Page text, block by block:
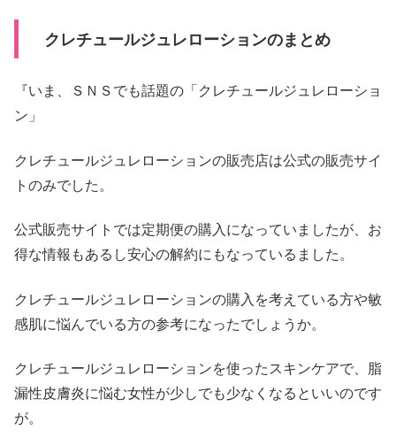
クレチュールジュレローションのまとめ
『いま、ＳＮＳでも話題の「クレチュールジュレローショ
ン」
クレチュールジュレローションの販売店は公式の販売サイ
トのみでした。
公式販売サイトでは定期便の購入になっていましたが、お
得な情報もあるし安心の解約にもなっているました。
クレチュールジュレローションの購入を考えている方や敏
感肌に悩んでいる方の参考になったでしょうか。
クレチュールジュレローションを使ったスキンケアで、脂
漏性皮膚炎に悩む女性が少しでも少なくなるといいのです
が。